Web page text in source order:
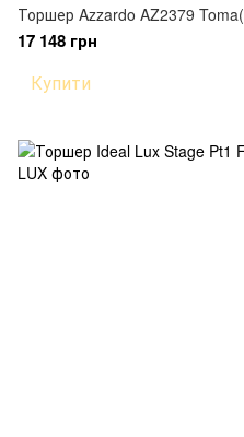
Торшер Azzardo AZ2379
17 148 грн
Купити